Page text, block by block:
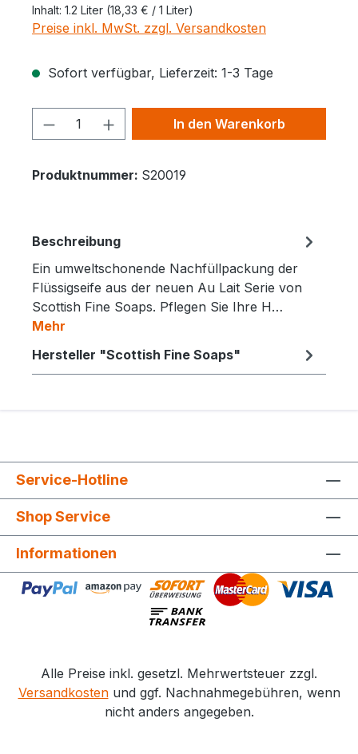
Inhalt: 1.2 Liter (18,33 € / 1 Liter)
Preise inkl. MwSt. zzgl. Versandkosten
Sofort verfügbar, Lieferzeit: 1-3 Tage
Produkt Anzahl: Gib den
In den Warenkorb
Produktnummer: S20019
Beschreibung
Ein umweltschonende Nachfüllpackung der
Flüssigseife aus der neuen Au Lait Serie von
Scottish Fine Soaps. Pflegen Sie Ihre H…
Mehr
Hersteller "Scottish Fine Soaps"
Service-Hotline
Shop Service
Informationen
Alle Preise inkl. gesetzl. Mehrwertsteuer zzgl.
Versandkostenund ggf. Nachnahmegebühren, wenn
nicht anders angegeben.